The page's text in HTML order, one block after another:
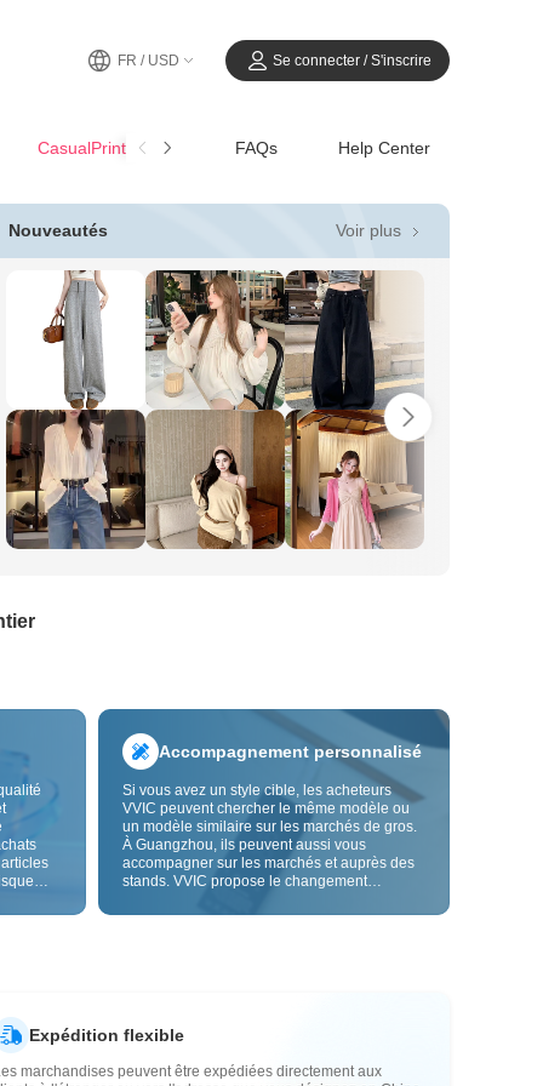
FR / USD Se connecter / S'inscrire
CasualPrintemps-Été FAQs Help Center
Nouveautés Voir plus 
Accompagnement personnalisé
Si vous avez un style cible, les acheteurs
VVIC peuvent chercher le même modèle ou
un modèle similaire sur les marchés de gros.
À Guangzhou, ils peuvent aussi vous
accompagner sur les marchés et auprès des
stands. VVIC propose le changement
la personnalisation OEM par image ou
Expédition flexible
marchandises peuvent être expédiées directement aux